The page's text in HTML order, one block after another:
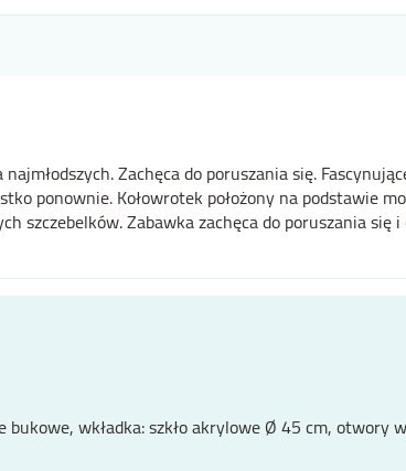
Zachęca do poruszania się.
ponownie. Kołowrotek położony na podstawie
szczebelków. Zabawka zachęca do poruszania się
wkładka: szkło akrylowe Ø 45 cm,